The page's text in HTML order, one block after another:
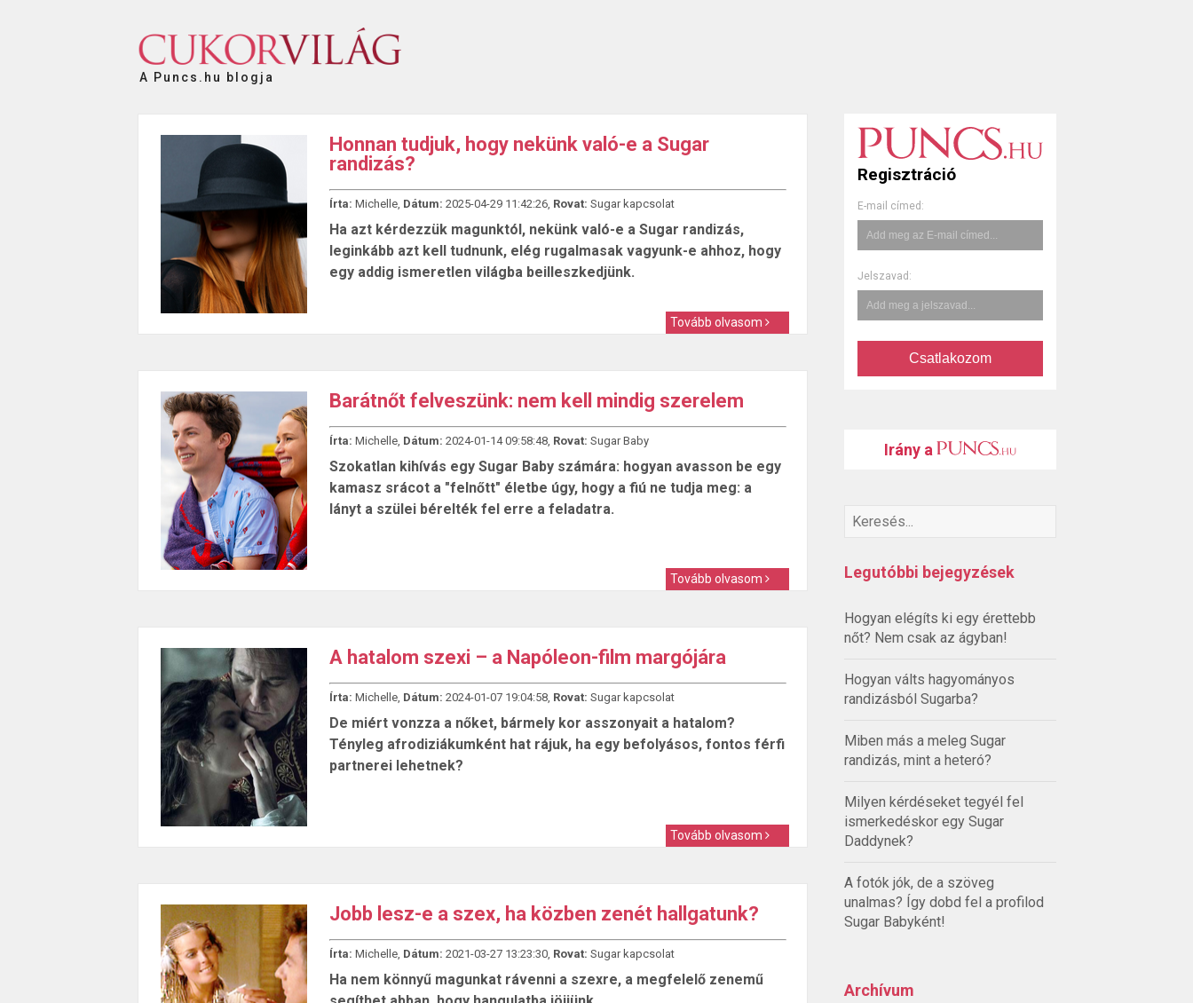
Regisztráció
E-mail címed:
Jelszavad:
Csatlakozom
Irány a
Legutóbbi bejegyzések
Hogyan elégíts ki egy érettebb
nőt? Nem csak az ágyban!
Hogyan válts hagyományos
randizásból Sugarba?
Miben más a meleg Sugar
randizás, mint a heteró?
Milyen kérdéseket tegyél fel
ismerkedéskor egy Sugar
Daddynek?
A fotók jók, de a szöveg
unalmas? Így dobd fel a profilod
Sugar Babyként!
Archívum
A Puncs.hu blogja
Honnan tudjuk, hogy nekünk való-e a Sugar
randizás?
Írta: Michelle, Dátum: 2025-04-29 11:42:26, Rovat: Sugar kapcsolat
Ha azt kérdezzük magunktól, nekünk való-e a Sugar randizás,
leginkább azt kell tudnunk, elég rugalmasak vagyunk-e ahhoz, hogy
egy addig ismeretlen világba beilleszkedjünk.
Tovább olvasom
Barátnőt felveszünk: nem kell mindig szerelem
Írta: Michelle, Dátum: 2024-01-14 09:58:48, Rovat: Sugar Baby
Szokatlan kihívás egy Sugar Baby számára: hogyan avasson be egy
kamasz srácot a "felnőtt" életbe úgy, hogy a fiú ne tudja meg: a
lányt a szülei bérelték fel erre a feladatra.
Tovább olvasom
A hatalom szexi – a Napóleon-film margójára
Írta: Michelle, Dátum: 2024-01-07 19:04:58, Rovat: Sugar kapcsolat
De miért vonzza a nőket, bármely kor asszonyait a hatalom?
Tényleg afrodiziákumként hat rájuk, ha egy befolyásos, fontos férfi
partnerei lehetnek?
Tovább olvasom
Jobb lesz-e a szex, ha közben zenét hallgatunk?
Írta: Michelle, Dátum: 2021-03-27 13:23:30, Rovat: Sugar kapcsolat
Ha nem könnyű magunkat rávenni a szexre, a megfelelő zenemű